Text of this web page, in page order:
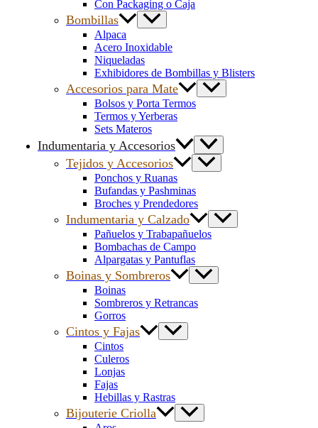
Con Packaging o Caja
Bombillas
Alpaca
Acero Inoxidable
Niqueladas
Exhibidores de Bombillas y Blisters
Accesorios para Mate
Bolsos y Porta Termos
Termos y Yerberas
Sets Materos
Indumentaria y Accesorios
Tejidos y Accesorios
Ponchos y Ruanas
Bufandas y Pashminas
Broches y Prendedores
Indumentaria y Calzado
Pañuelos y Trabapañuelos
Bombachas de Campo
Alpargatas y Pantuflas
Boinas y Sombreros
Boinas
Sombreros y Retrancas
Gorros
Cintos y Fajas
Cintos
Culeros
Lonjas
Fajas
Hebillas y Rastras
Bijouterie Criolla